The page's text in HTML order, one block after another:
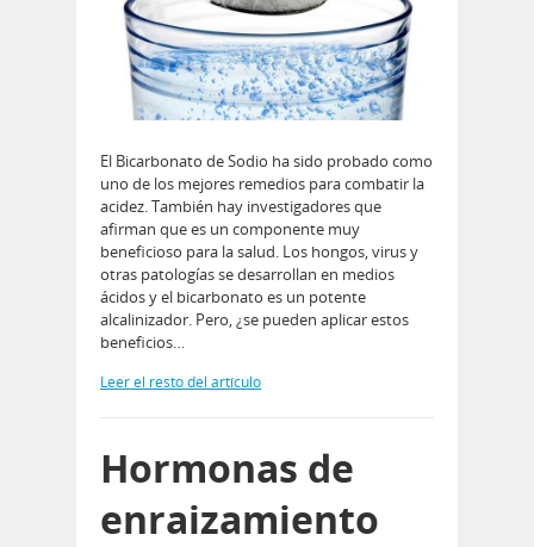
El Bicarbonato de Sodio ha sido probado como
uno de los mejores remedios para combatir la
acidez. También hay investigadores que
afirman que es un componente muy
beneficioso para la salud. Los hongos, virus y
otras patologías se desarrollan en medios
ácidos y el bicarbonato es un potente
alcalinizador. Pero, ¿se pueden aplicar estos
beneficios…
Leer el resto del artículo
Hormonas de
enraizamiento